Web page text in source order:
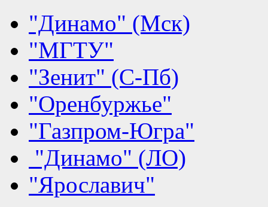
"Динамо" (Мск)
"МГТУ"
"Зенит" (С-Пб)
"Оренбуржье"
"Газпром-Югра"
"Динамо" (ЛО)
"Ярославич"